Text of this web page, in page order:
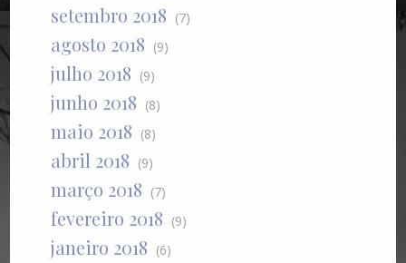
setembro 2018 (7)
agosto 2018 (9)
julho 2018 (9)
junho 2018 (8)
maio 2018 (8)
abril 2018 (9)
março 2018 (7)
fevereiro 2018 (9)
janeiro 2018 (6)